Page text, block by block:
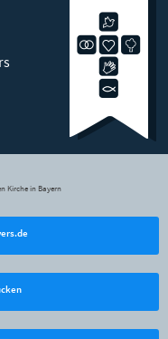
Kirche in Bayern